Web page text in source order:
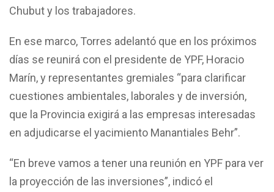
Chubut y los trabajadores.
En ese marco, Torres adelantó que en los próximos
días se reunirá con el presidente de YPF, Horacio
Marín, y representantes gremiales “para clarificar
cuestiones ambientales, laborales y de inversión,
que la Provincia exigirá a las empresas interesadas
en adjudicarse el yacimiento Manantiales Behr”.
“En breve vamos a tener una reunión en YPF para ver
la proyección de las inversiones”, indicó el